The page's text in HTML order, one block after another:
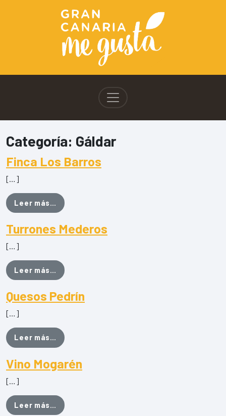
Categoría: Gáldar
Finca Los Barros
[…]
Leer más… from Finca Los Barros
Turrones Mederos
[…]
Leer más… from Turrones Mederos
Quesos Pedrín
[…]
Leer más… from Quesos Pedrín
Vino Mogarén
[…]
Leer más… from Vino Mogarén